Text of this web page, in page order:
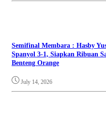
Semifinal Membara : Hasby
Spanyol 3-1, Siapkan Ribuan
Benteng Orange
July 14, 2026